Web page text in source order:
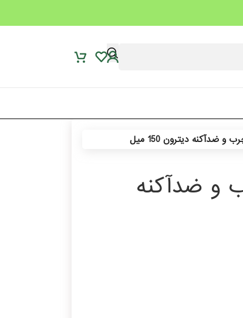
دیترون 150 میل
ضدآکنه